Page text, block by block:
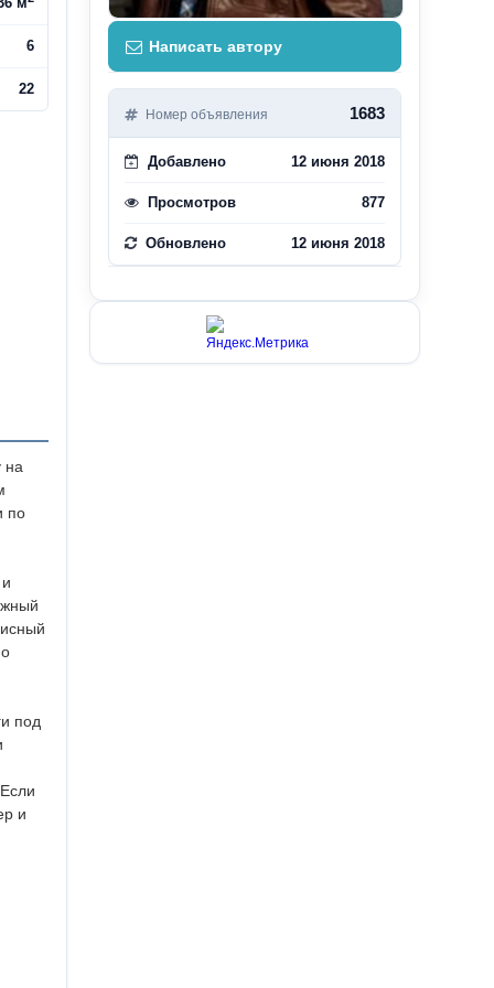
6
22
на
по
под
и
Написать автору
Номер объявления 1683
Добавлено 12 июня 2018
Просмотров 877
Обновлено 12 июня 2018